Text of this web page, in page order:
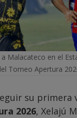
Malacateco en el
Torneo Apertura
su primera
2026, Xelajú